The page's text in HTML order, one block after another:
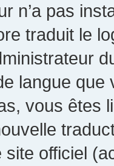
n’a pas
traduit le
langue
vous êtes
officiel